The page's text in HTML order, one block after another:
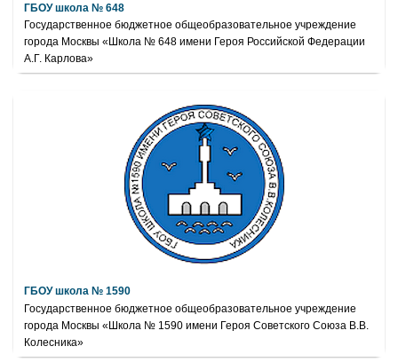
ГБОУ школа № 648
Государственное бюджетное общеобразовательное учреждение
города Москвы «Школа № 648 имени Героя Российской Федерации
А.Г. Карлова»
ГБОУ школа № 1590
Государственное бюджетное общеобразовательное учреждение
города Москвы «Школа № 1590 имени Героя Советского Союза В.В.
Колесника»